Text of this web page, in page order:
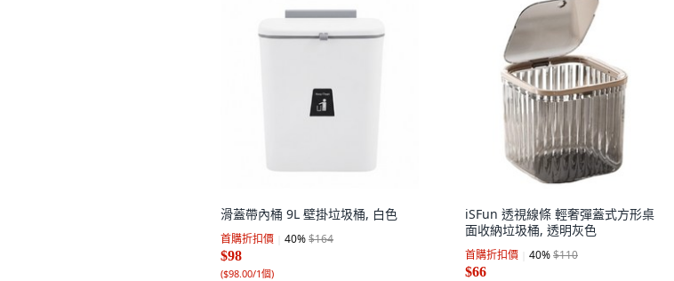
滑蓋帶內桶 9L 壁掛垃圾桶, 白色
首購折扣價 40%$164
$98
($98.00/1個)
iSFun 透視線條 輕奢彈蓋式方形桌
面收納垃圾桶, 透明灰色
首購折扣價 40%$110
$66